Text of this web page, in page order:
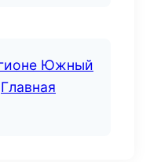
Южный
Главная